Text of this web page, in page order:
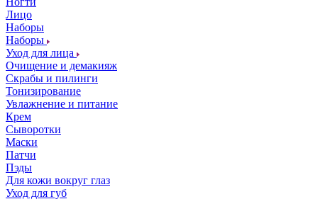
Лицо
Наборы
Наборы
Уход для лица
Очищение и демакияж
Скрабы и пилинги
Тонизирование
Увлажнение и питание
Крем
Сыворотки
Маски
Патчи
Пэды
Для кожи вокруг глаз
Уход для губ